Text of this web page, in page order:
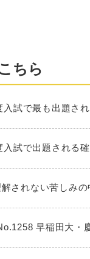
ちら
試で最も出題さ
試で出題される
されない苦しみ
早稲田大・